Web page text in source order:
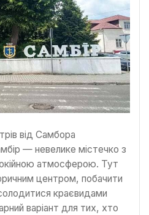
від Самбора
— невелике містечко з
атмосферою. Тут
центром, побачити
краєвидами
варіант для тих, хто